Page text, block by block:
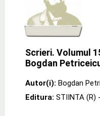
Scrieri. Volumul
Bogdan
Autor(i): Bogdan
Editura: STIINTA (R)